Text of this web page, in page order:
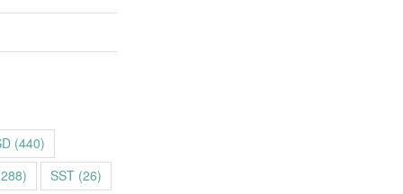
(440)
SST (26)